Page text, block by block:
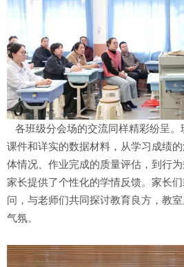
各班级分会场的交流同样精彩纷呈。
课件和详实的数据材料，从学习成绩
体情况、作业完成的质量评估，到行
家长提供了个性化的学情反馈。家长
问，与老师们共同探讨教育良方，教
气氛。